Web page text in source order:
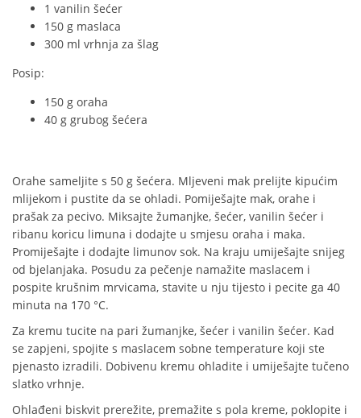
1 vanilin šećer
150 g maslaca
300 ml vrhnja za šlag
Posip:
150 g oraha
40 g grubog šećera
Orahe sameljite s 50 g šećera. Mljeveni mak prelijte kipućim
mlijekom i pustite da se ohladi. Pomiješajte mak, orahe i
prašak za pecivo. Miksajte žumanjke, šećer, vanilin šećer i
ribanu koricu limuna i dodajte u smjesu oraha i maka.
Promiješajte i dodajte limunov sok. Na kraju umiješajte snijeg
od bjelanjaka. Posudu za pečenje namažite maslacem i
pospite krušnim mrvicama, stavite u nju tijesto i pecite ga 40
minuta na 170 °C.
Za kremu tucite na pari žumanjke, šećer i vanilin šećer. Kad
se zapjeni, spojite s maslacem sobne temperature koji ste
pjenasto izradili. Dobivenu kremu ohladite i umiješajte tučeno
slatko vrhnje.
Ohlađeni biskvit prerežite, premažite s pola kreme, poklopite i